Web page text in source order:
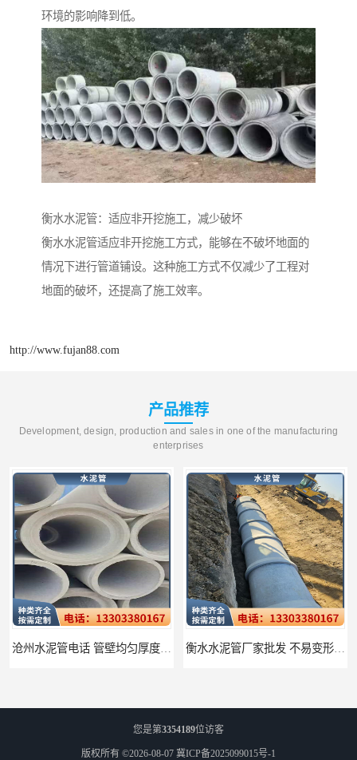
环境的影响降到低。
衡水水泥管：适应非开挖施工，减少破坏
衡水水泥管适应非开挖施工方式，能够在不破坏地面的
情况下进行管道铺设。这种施工方式不仅减少了工程对
地面的破坏，还提高了施工效率。
http://www.fujan88.com
产品推荐
Development, design, production and sales in one of the manufacturing
enterprises
您是第3354189位访客
版权所有 ©2026-08-07 冀ICP备2025099015号-1